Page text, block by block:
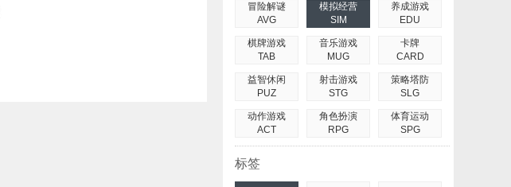
冒险解谜
AVG
模拟经营
SIM
养成游戏
EDU
棋牌游戏
TAB
音乐游戏
MUG
卡牌
CARD
益智休闲
PUZ
射击游戏
STG
策略塔防
SLG
动作游戏
ACT
角色扮演
RPG
体育运动
SPG
标签